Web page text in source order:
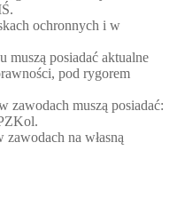
ochronnych i w
posiadać aktualne
pod rygorem
zawodach muszą posiadać:
na własną